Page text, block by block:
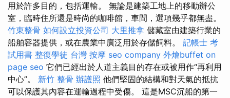
用於許多目的，包括運輸。 無論是建築工地上的移動辦公
室，臨時住所還是時尚的咖啡館，車間，選項幾乎都無盡。
竹東整骨 如何設立投資公司 大里推拿 儲藏室由建築行業的
船舶容器提供，或在農業中廣泛用於存儲飼料。 記帳士 考
試用書 整復學徒 台灣 按摩 seo company 外燴buffet on
page seo 它們已經出於人道主義目的存在或被用作“再利用
中心”。 新竹 整骨 辦護照 他們堅固的結構和對天氣的抵抗
可以保護其內容在運輸過程中受傷。 這是MSC沉船的第一